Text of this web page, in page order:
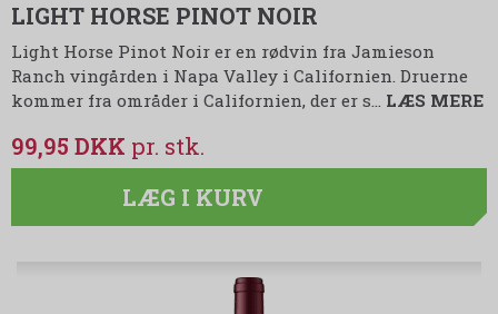
LIGHT HORSE PINOT NOIR
Light Horse Pinot Noir er en rødvin fra Jamieson
Ranch vingården i Napa Valley i Californien. Druerne
kommer fra områder i Californien, der er s… LÆS MERE
99,95 DKK
LÆG I KURV